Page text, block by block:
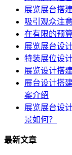
展览展台搭
吸引观众注
在有限的预
展览展台设
特装展位设
展览设计搭
展台设计搭
案介绍
展览展台设
景如何？
最新文章